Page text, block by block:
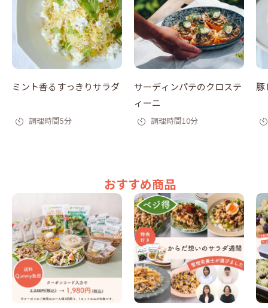
ミント香るすっきりサラダ
調理時間5分
サーディンパテのクロステ
ィーニ
調理時間10分
豚
おすすめ商品